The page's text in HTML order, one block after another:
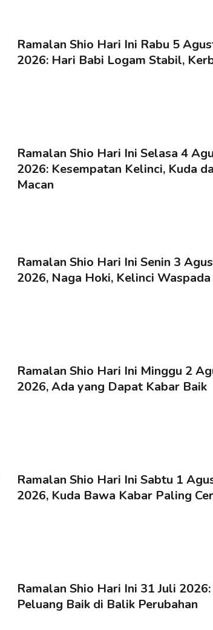
Ramalan Shio Hari Ini Rabu 5
2026: Hari Babi Logam Stabil,
Ramalan Shio Hari Ini Selasa 4
2026: Kesempatan Kelinci, Kuda
Macan
Ramalan Shio Hari Ini Senin 3
2026, Naga Hoki, Kelinci Waspada
Ramalan Shio Hari Ini Minggu 2
2026, Ada yang Dapat Kabar Baik
Ramalan Shio Hari Ini Sabtu 1
2026, Kuda Bawa Kabar Paling
Ramalan Shio Hari Ini 31 Juli
Peluang Baik di Balik Perubahan